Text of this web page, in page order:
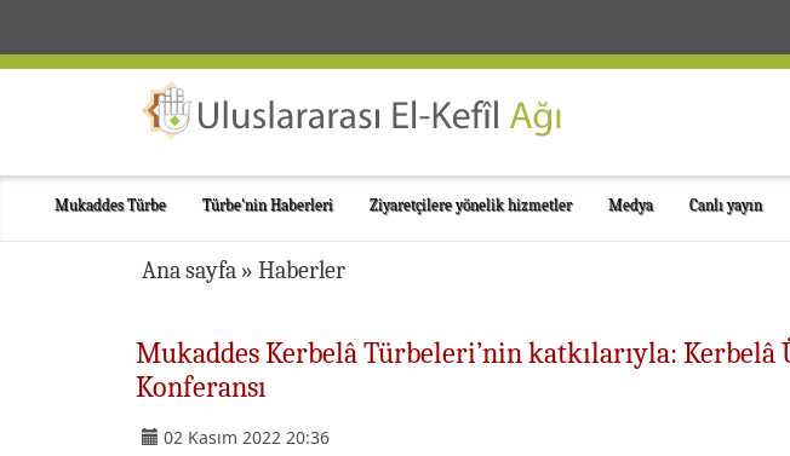
Mukaddes Türbe Türbe'nin Haberleri Ziyaretçilere yönelik hizmetler Medya Canlı yayın
Ana sayfa » Haberler
Mukaddes Kerbelâ Türbeleri’nin katkılarıyla:
Konferansı
02 Kasım 2022 20:36